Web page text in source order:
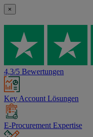
×
4,3/5 Bewertungen
Key Account Lösungen
E-Procurement Expertise